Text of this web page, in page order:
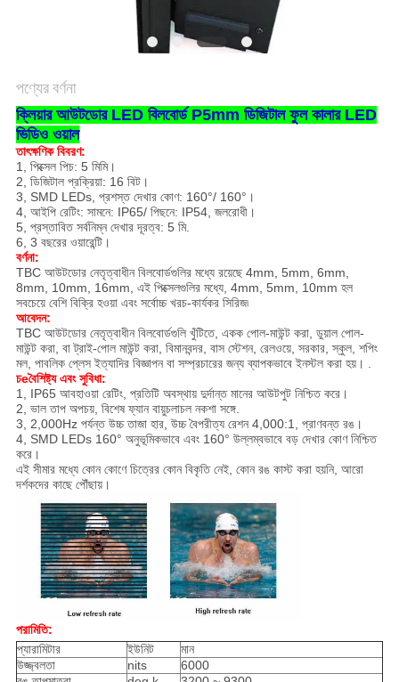
পণ্যের বর্ণনা
ক্লিয়ার আউটডোর LED বিলবোর্ড P5mm ডিজিটাল ফুল কালার LED
ভিডিও ওয়াল
তাৎক্ষণিক বিবরণ:
1, পিক্সেল পিচ: 5 মিমি।
2, ডিজিটাল প্রক্রিয়া: 16 বিট।
3, SMD LEDs, প্রশস্ত দেখার কোণ: 160°/ 160°।
4, আইপি রেটিং: সামনে: IP65/ পিছনে: IP54, জলরোধী।
5, প্রস্তাবিত সর্বনিম্ন দেখার দূরত্ব: 5 মি.
6, 3 বছরের ওয়ারেন্টি।
বর্ণনা:
TBC আউটডোর নেতৃত্বাধীন বিলবোর্ডগুলির মধ্যে রয়েছে 4mm, 5mm, 6mm,
8mm, 10mm, 16mm, এই পিক্সেলগুলির মধ্যে, 4mm, 5mm, 10mm হল
সবচেয়ে বেশি বিক্রি হওয়া এবং সর্বোচ্চ খরচ-কার্যকর সিরিজ৷
আবেদন:
TBC আউটডোর নেতৃত্বাধীন বিলবোর্ডগুলি খুঁটিতে, একক পোল-মাউন্ট করা, ডুয়াল পোল-
মাউন্ট করা, বা ট্রাই-পোল মাউন্ট করা, বিমানবন্দর, বাস স্টেশন, রেলওয়ে, সরকার, স্কুল, শপিং
মল, পাবলিক প্লেস ইত্যাদির বিজ্ঞাপন বা সম্প্রচারের জন্য ব্যাপকভাবে ইনস্টল করা হয়। .
চeবৈশিষ্ট্য এবং সুবিধা:
1, IP65 আবহাওয়া রেটিং, প্রতিটি অবস্থায় দুর্দান্ত মানের আউটপুট নিশ্চিত করে।
2, ভাল তাপ অপচয়, বিশেষ ফ্যান বায়ুচলাচল নকশা সঙ্গে.
3, 2,000Hz পর্যন্ত উচ্চ তাজা হার, উচ্চ বৈপরীত্য রেশন 4,000:1, প্রাণবন্ত রঙ।
4, SMD LEDs 160° অনুভূমিকভাবে এবং 160° উল্লম্বভাবে বড় দেখার কোণ নিশ্চিত
করে।
এই সীমার মধ্যে কোন কোণে চিত্রের কোন বিকৃতি নেই, কোন রঙ কাস্ট করা হয়নি, আরো
দর্শকদের কাছে পৌঁছায়।
পরামিতি:
প্যারামিটার
ইউনিট
মান
উজ্জ্বলতা
nits
6000